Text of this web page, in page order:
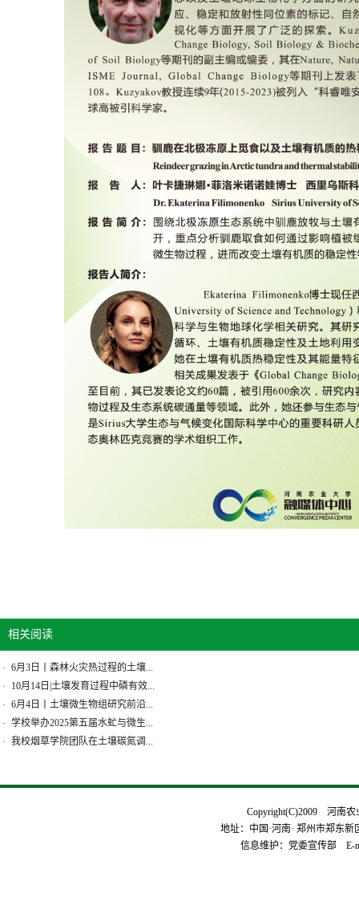
相关阅读
· 6月3日丨森林火灾热过程的土壤...
·
10月14日|土壤发育过程中磷有效...
· 6月4日丨土壤微生物组研究前沿...
· 学校举办2025第五届水虻与微生...
· 我校烟草学院团队在土壤碳氮调...
Copyright(C)2009 河南
地址：中国·河南· 郑州市郑东
信息维护：党委宣传部 E-